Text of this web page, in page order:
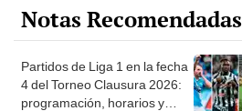
Notas Recomendadas
Partidos de Liga 1 en la fecha
4 del Torneo Clausura 2026:
programación, horarios y